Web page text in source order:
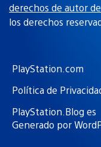
derechos de autor
los derechos
PlayStation.com
Política de
PlayStation.Blog es
Generado por